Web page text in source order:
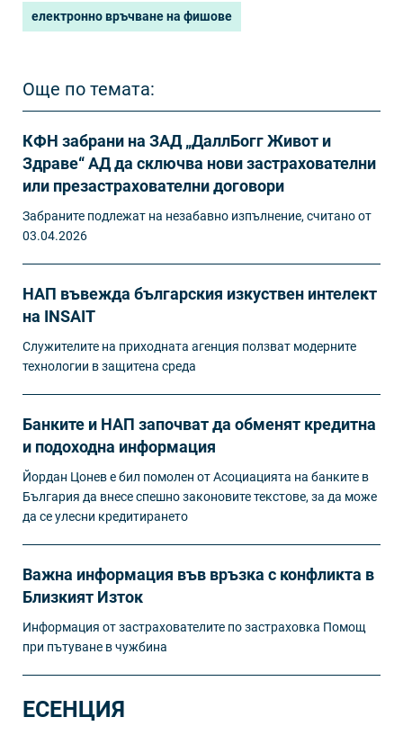
електронно връчване на фишове
Още по темата:
КФН забрани на ЗАД „ДаллБогг Живот и
Здраве“ АД да сключва нови застрахователни
или презастрахователни договори
Забраните подлежат на незабавно изпълнение, считано от
03.04.2026
НАП въвежда българския изкуствен интелект
на INSAIT
Служителите на приходната агенция ползват модерните
технологии в защитена среда
Банките и НАП започват да обменят кредитна
и подоходна информация
Йордан Цонев е бил помолен от Асоциацията на банките в
България да внесе спешно законовите текстове, за да може
да се улесни кредитирането
Важна информация във връзка с конфликта в
Близкият Изток
Информация от застрахователите по застраховка Помощ
при пътуване в чужбина
ЕСЕНЦИЯ